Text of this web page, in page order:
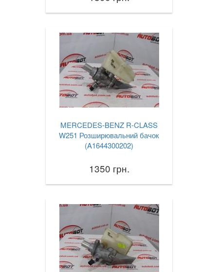
MERCEDES-BENZ R-CLASS
W251 Розширювальний бачок
(A1644300202)
1350 грн.